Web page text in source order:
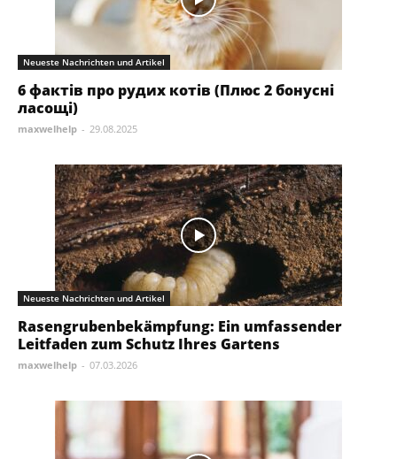
Neueste Nachrichten und Artikel
6 фактів про рудих котів (Плюс 2 бонусні
ласощі)
maxwelhelp - 29.08.2025
Neueste Nachrichten und Artikel
Rasengrubenbekämpfung: Ein umfassender
Leitfaden zum Schutz Ihres Gartens
maxwelhelp - 07.03.2026